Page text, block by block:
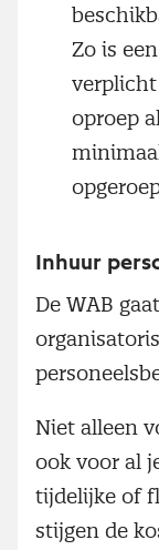
Zo is
verplicht
oproep
Inhuur
De WAB
Niet alleen
ook voor al
tijdelijke of
stijgen de